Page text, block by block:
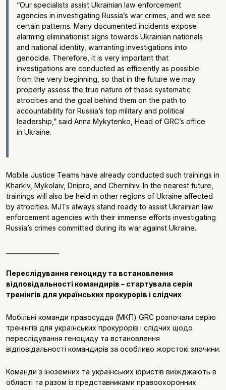
“Our specialists assist Ukrainian law enforcement
agencies in investigating Russia’s war crimes, and we see
certain patterns. Many documented incidents expose
alarming eliminationist signs towards Ukrainian nationals
and national identity, warranting investigations into
genocide. Therefore, it is very important that
investigations are conducted as efficiently as possible
from the very beginning, so that in the future we may
properly assess the true nature of these systematic
atrocities and the goal behind them on the path to
accountability for Russia’s top military and political
leadership,” said Anna Mykytenko, Head of GRC’s office
in Ukraine.
Mobile Justice Teams have already conducted such trainings in
Kharkiv, Mykolaiv, Dnipro, and Chernihiv. In the nearest future,
trainings will also be held in other regions of Ukraine affected
by atrocities. MJTs always stand ready to assist Ukrainian law
enforcement agencies with their immense efforts investigating
Russia’s crimes committed during its war against Ukraine.
Переслідування геноциду та встановлення
відповідальності командирів – стартувала серія
тренінгів для українських прокурорів і слідчих
Мобільні команди правосуддя (МКП) GRC розпочали серію
тренінгів для українських прокурорів і слідчих щодо
переслідування геноциду та встановлення
відповідальності командирів за особливо жорстокі злочини.
Команди з іноземних та українських юристів виїжджають в
області та разом із представниками правоохоронних